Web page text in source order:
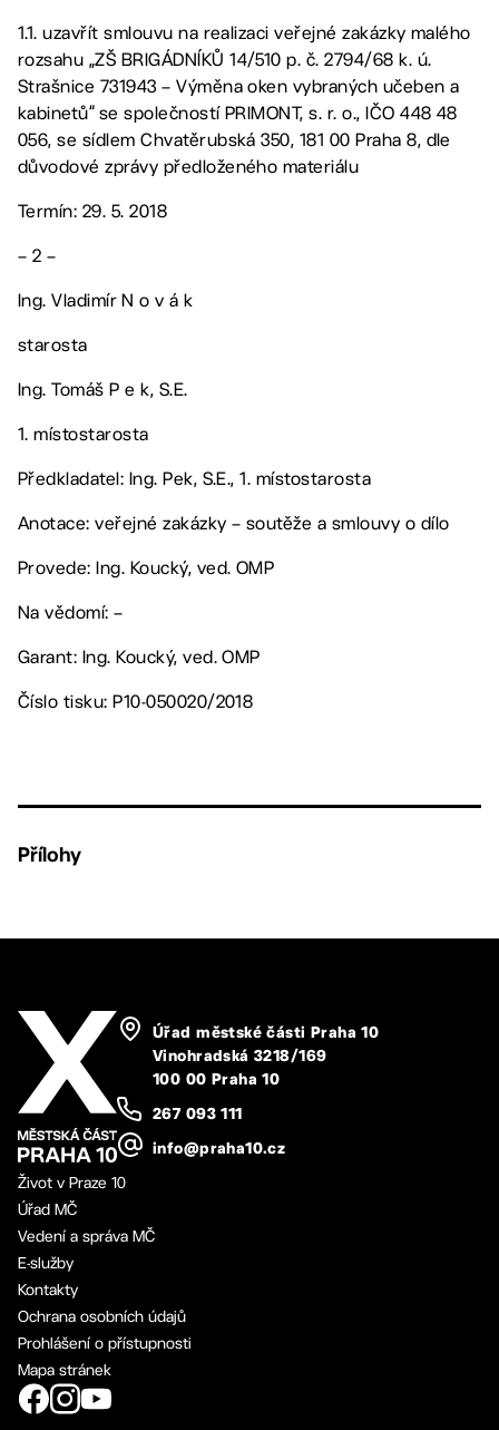
1.1. uzavřít smlouvu na realizaci veřejné zakázky malého
rozsahu „ZŠ BRIGÁDNÍKŮ 14/510 p. č. 2794/68 k. ú.
Strašnice 731943 – Výměna oken vybraných učeben a
kabinetů“ se společností PRIMONT, s. r. o., IČO 448 48
056, se sídlem Chvatěrubská 350, 181 00 Praha 8, dle
důvodové zprávy předloženého materiálu
Termín: 29. 5. 2018
– 2 –
Ing. Vladimír N o v á k
starosta
Ing. Tomáš P e k, S.E.
1. místostarosta
Předkladatel: Ing. Pek, S.E., 1. místostarosta
Anotace: veřejné zakázky – soutěže a smlouvy o dílo
Provede: Ing. Koucký, ved. OMP
Na vědomí: –
Garant: Ing. Koucký, ved. OMP
Číslo tisku: P10-050020/2018
Přílohy
Úřad městské části Praha 10
Vinohradská 3218/169
100 00 Praha 10
267 093 111
info@praha10.cz
Život v Praze 10
Úřad MČ
Vedení a správa MČ
E-služby
Kontakty
Ochrana osobních údajů
Prohlášení o přístupnosti
Mapa stránek